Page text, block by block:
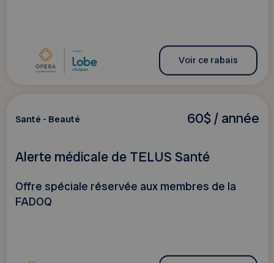
Voir ce rabais
60$ / année
Santé - Beauté
Alerte médicale de TELUS Santé
Offre spéciale réservée aux membres de la
FADOQ